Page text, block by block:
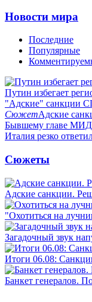
Новости мира
Последние
Популярные
Путин избегает
"Адские" санкции
СюжетАдские
Бывшему главе МИД
Италия резко
Сюжеты
Адские санкции.
"Охотиться на
Загадочный звук
Итоги 06.08:
Банкет генералов.